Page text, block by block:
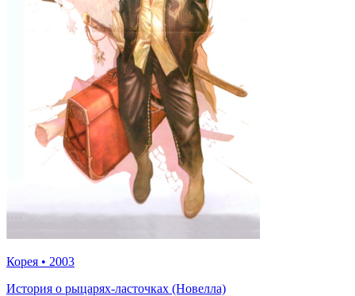
Корея • 2003
История о рыцарях-ласточках (Новелла)